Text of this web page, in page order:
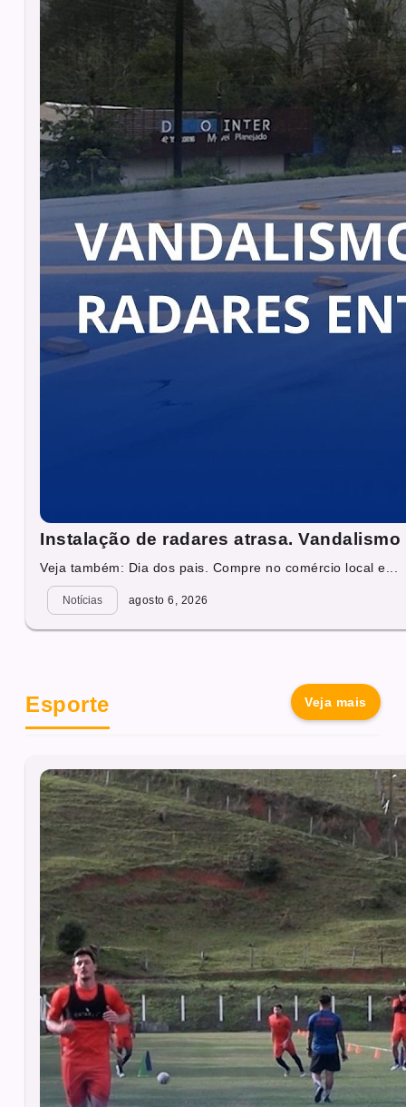
Instalação de radares atrasa.
Veja também: Dia dos pais. Compre no comércio local e...
Notícias agosto 6, 2026
Esporte Veja mais